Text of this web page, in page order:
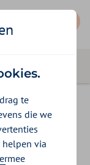
na
te
die we
via